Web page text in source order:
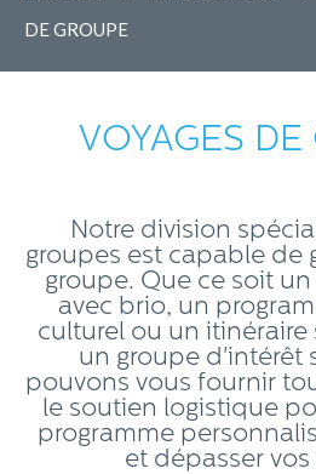
DE GROUPE
VOYAGES DE
Notre division
groupes est capable de
groupe. Que ce soit
avec brio, un
culturel ou un itinéraire
un groupe d'intérêt
pouvons vous fournir
le soutien logistique
programme
et dépasser